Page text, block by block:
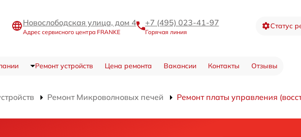
Новослободская улица, дом 4
Адрес сервисного центра FRANKE
+7 (495) 023-41-97
Горячая линия
Статус
Ремонт устройств Цена ремонта Вакансии Контакты Отзывы
Ремонт Микроволновых печей Ремонт платы управления